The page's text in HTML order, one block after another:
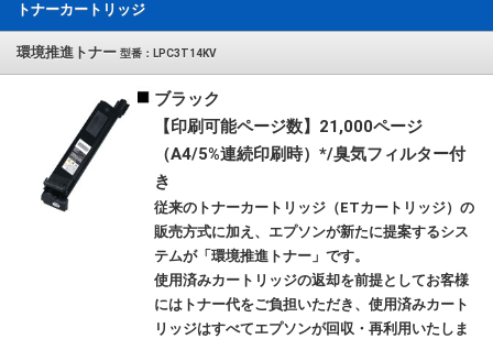
トナーカートリッジ
環境推進トナー 型番：LPC3T14KV
ブラック
【印刷可能ページ数】21,000ページ
（A4/5%連続印刷時）*/臭気フィルター付
き
従来のトナーカートリッジ（ETカートリッジ）の
販売方式に加え、エプソンが新たに提案するシス
テムが「環境推進トナー」です。
使用済みカートリッジの返却を前提としてお客様
にはトナー代をご負担いただき、使用済みカート
リッジはすべてエプソンが回収・再利用いたしま